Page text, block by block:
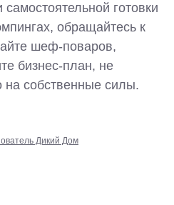
готовки
обращайтесь к
шеф-поваров,
бизнес-план, не
на собственные силы.
Дикий Дом